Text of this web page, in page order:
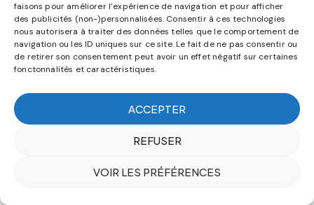
faisons pour améliorer l’expérience de navigation et pour afficher
des publicités (non-)personnalisées. Consentir à ces technologies
nous autorisera à traiter des données telles que le comportement de
navigation ou les ID uniques sur ce site. Le fait de ne pas consentir ou
de retirer son consentement peut avoir un effet négatif sur certaines
fonctonnalités et caractéristiques.
ACCEPTER
REFUSER
VOIR LES PRÉFÉRENCES